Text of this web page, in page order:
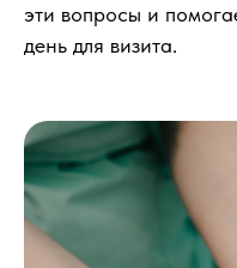
эти вопросы и
день для визита.